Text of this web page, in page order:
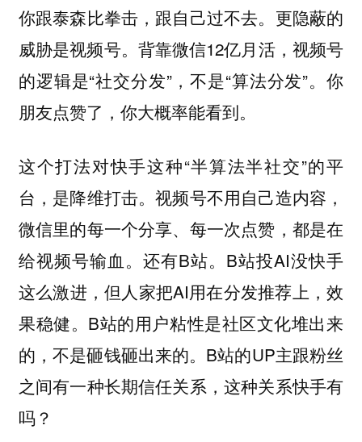
你跟泰森比拳击，跟自己过不去。更隐蔽的
威胁是视频号。背靠微信12亿月活，视频号
的逻辑是“社交分发”，不是“算法分发”。你
朋友点赞了，你大概率能看到。
这个打法对快手这种“半算法半社交”的平
台，是降维打击。视频号不用自己造内容，
微信里的每一个分享、每一次点赞，都是在
给视频号输血。还有B站。B站投AI没快手
这么激进，但人家把AI用在分发推荐上，效
果稳健。B站的用户粘性是社区文化堆出来
的，不是砸钱砸出来的。B站的UP主跟粉丝
之间有一种长期信任关系，这种关系快手有
吗？